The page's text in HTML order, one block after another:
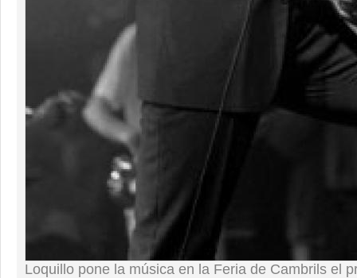
Loquillo pone la música en la Feria de Cambrils el